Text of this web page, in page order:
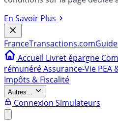
En Savoir Plus
FranceTransactions.com
Accueil Livret épargne
rémunéréAssurance-Vie PEA
Impôts & Fiscalité
Autres...
Connexion Simulateurs